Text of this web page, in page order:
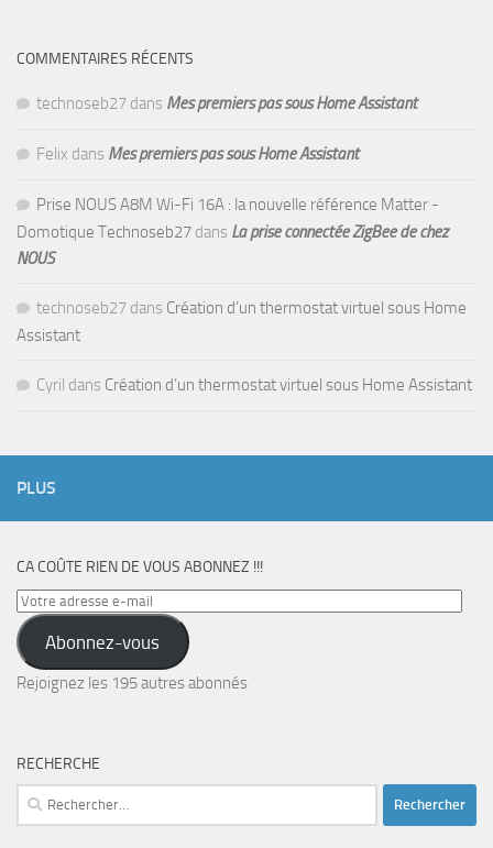
COMMENTAIRES RÉCENTS
technoseb27 dans Mes premiers pas sous Home Assistant
Felix dans Mes premiers pas sous Home Assistant
Prise NOUS A8M Wi-Fi 16A : la nouvelle référence Matter -
Domotique Technoseb27 dans La prise connectée ZigBee de chez
NOUS
technoseb27 dans Création d’un thermostat virtuel sous Home
Assistant
Cyril dans Création d’un thermostat virtuel sous Home Assistant
PLUS
CA COÛTE RIEN DE VOUS ABONNEZ !!!
Votre
adresse
e-
mail
Abonnez-vous
Rejoignez les 195 autres abonnés
RECHERCHE
Rechercher :